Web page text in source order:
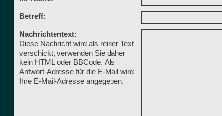
Betreff:
Nachrichtentext:
Diese Nachricht wird als reiner Text
verschickt, verwenden Sie daher
kein HTML oder BBCode. Als
Antwort-Adresse für die E-Mail wird
Ihre E-Mail-Adresse angegeben.